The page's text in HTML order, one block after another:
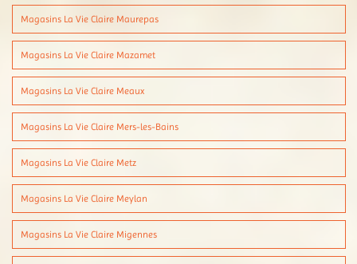
Magasins La Vie Claire Maurepas
Magasins La Vie Claire Mazamet
Magasins La Vie Claire Meaux
Magasins La Vie Claire Mers-les-Bains
Magasins La Vie Claire Metz
Magasins La Vie Claire Meylan
Magasins La Vie Claire Migennes